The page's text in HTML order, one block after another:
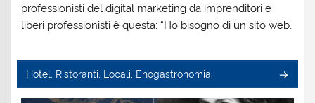
professionisti del digital marketing da imprenditori e
liberi professionisti è questa: “Ho bisogno di un sito web,
Hotel, Ristoranti, Locali, Enogastronomia